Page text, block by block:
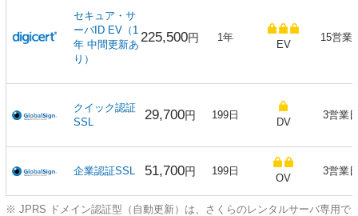
セキュア・サ
ーバID EV（1
年 中間更新あ
り）
225,500円 1年
EV
15営業
クイック認証
SSL
29,700円 199日
DV
3営業
企業認証SSL 51,700円 199日
OV
3営業
※ JPRS ドメイン認証型（自動更新）は、さくらのレンタルサーバ専用で